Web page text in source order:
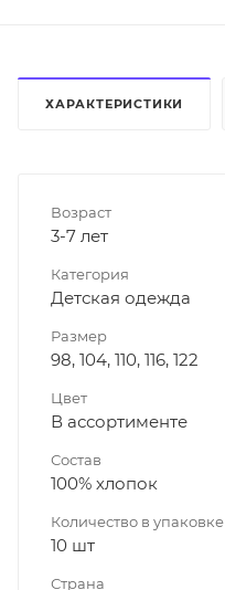
ХАРАКТЕРИСТИКИ
Возраст
3-7 лет
Категория
Детская одежда
Размер
98, 104, 110, 116, 122
Цвет
В ассортименте
Состав
100% хлопок
Количество в упаковке
10 шт
Страна